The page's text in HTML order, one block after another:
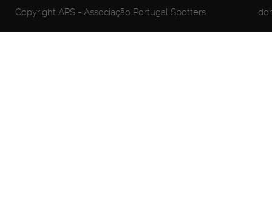
Copyright APS - Associação Portugal Spotters